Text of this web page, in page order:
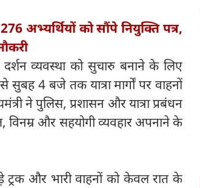
अभ्यर्थियों को सौंपे नियुक्ति पत्र,
दर्शन व्यवस्था को सुचारु बनाने के लिए
4 बजे तक यात्रा मार्गों पर वाहनों
ने पुलिस, प्रशासन और यात्रा प्रबंधन
विनम्र और सहयोगी व्यवहार अपनाने के
और भारी वाहनों को केवल रात के